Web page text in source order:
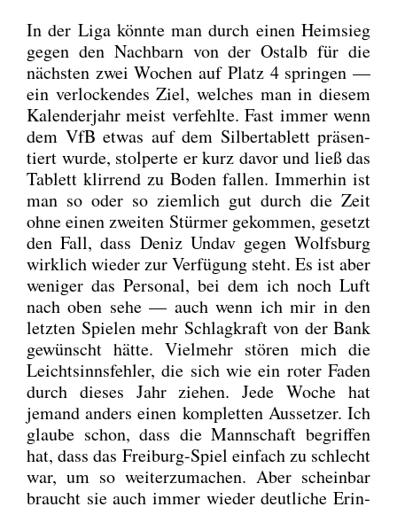
In der Liga könn­te man durch einen Heim­sieg
gegen den Nach­barn von der Ost­alb für die
nächs­ten zwei Wochen auf Platz 4 sprin­gen —
ein ver­lo­cken­des Ziel, wel­ches man in die­sem
Kalen­der­jahr meist ver­fehl­te. Fast immer wenn
dem VfB etwas auf dem Sil­ber­ta­blett prä­sen­
tiert wur­de, stol­per­te er kurz davor und ließ das
Tablett klir­rend zu Boden fal­len. Immer­hin ist
man so oder so ziem­lich gut durch die Zeit
ohne einen zwei­ten Stür­mer gekom­men, gesetzt
den Fall, dass Deniz Undav gegen Wolfs­burg
wirk­lich wie­der zur Ver­fü­gung steht. Es ist aber
weni­ger das Per­so­nal, bei dem ich noch Luft
nach oben sehe — auch wenn ich mir in den
letz­ten Spie­len mehr Schlag­kraft von der Bank
gewünscht hät­te. Viel­mehr stö­ren mich die
Leicht­sinns­feh­ler, die sich wie ein roter Faden
durch die­ses Jahr zie­hen. Jede Woche hat
jemand anders einen kom­plet­ten Aus­set­zer. Ich
glau­be schon, dass die Mann­schaft begrif­fen
hat, dass das Frei­burg-Spiel ein­fach zu schlecht
war, um so wei­ter­zu­ma­chen. Aber schein­bar
braucht sie auch immer wie­der deut­li­che Erin­